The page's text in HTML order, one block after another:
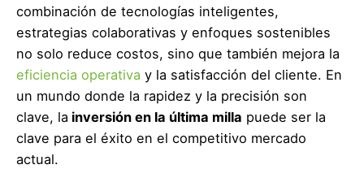
combinación de tecnologías inteligentes,
estrategias colaborativas y enfoques sostenibles
no solo reduce costos, sino que también mejora la
eficiencia operativa y la satisfacción del cliente. En
un mundo donde la rapidez y la precisión son
clave, la inversión en la última milla puede ser la
clave para el éxito en el competitivo mercado
actual.